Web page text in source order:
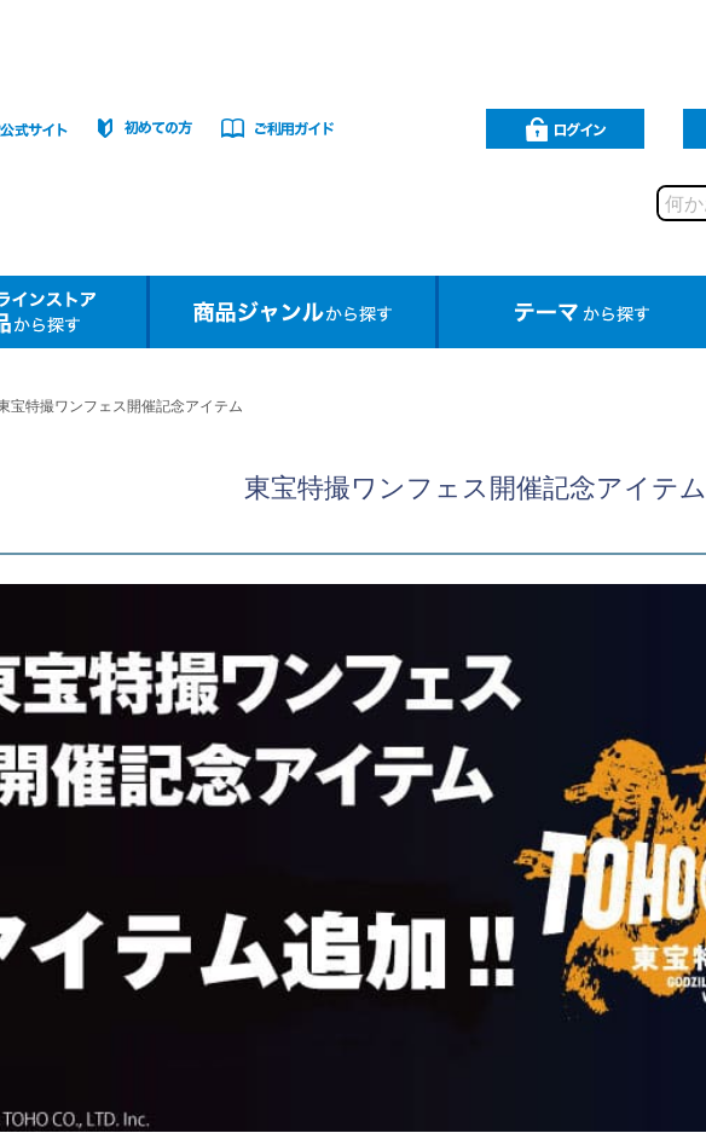
宝特撮ワンフェス開催記念アイテム
東宝特撮ワンフェス開催記念アイテム